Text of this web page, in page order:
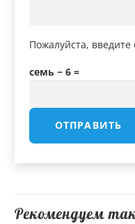
Пожалуйста,
семь − 6 =
Рекомендуем